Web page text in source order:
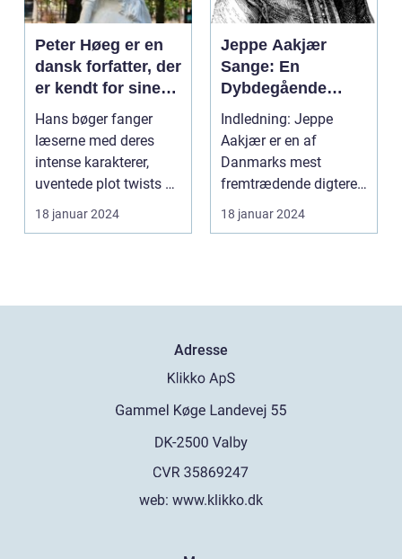
Peter Høeg er en
dansk forfatter, der
er kendt for sine
spændende,
filosofiske og
litterært
komplekse
romaner
Hans bøger fanger
læserne med deres
intense karakterer,
uventede plot twists og
dybdegående
tematikk...
18 januar 2024
Jeppe Aakjær
Sange: En
Dybdegående
Undersøgelse af
Danmarks Mest
Kendte Digter
Indledning: Jeppe
Aakjær er en af
Danmarks mest
fremtrædende digtere
og sangskrivere. Hans
sange har...
18 januar 2024
Adresse
web: www.klikko.dk